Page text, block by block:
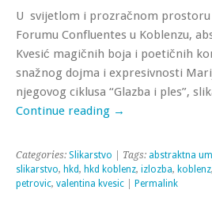
U svijetlom i prozračnom
Forumu Confluentes u Koblenzu,
Kvesić magičnih boja i poetičnih
snažnog dojma i expresivnosti
njegovog ciklusa “Glazba i ples”,
Continue reading →
Categories: Slikarstvo | Tags: abstraktna
slikarstvo, hkd, hkd koblenz, izlozba, koblenz,
petrovic, valentina kvesic Permalink